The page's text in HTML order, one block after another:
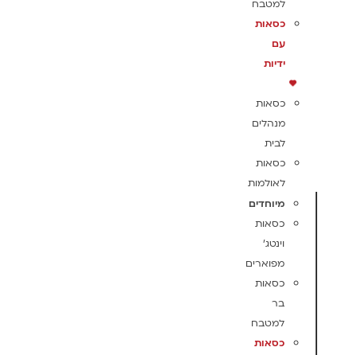
למטבח
כסאות
עם
ידיות
כסאות
מנהלים
לבית
כסאות
לאולמות
מיוחדים
כסאות
וינטג'
מפוארים
כסאות
בר
למטבח
כסאות